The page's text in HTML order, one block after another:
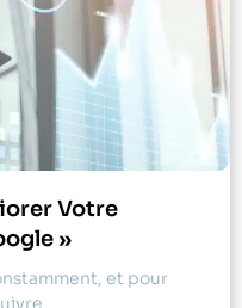
Votre
»
et pour